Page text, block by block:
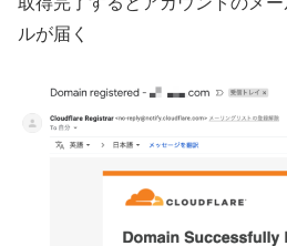
ルが届く